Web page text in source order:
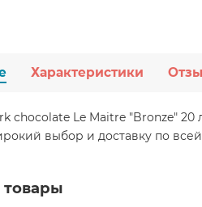
Характеристики
chocolate Le Maitre "Bronze"
выбор и доставку по